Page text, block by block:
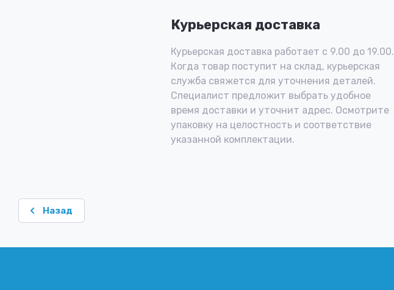
Курьерская доставка
Курьерская доставка работает с 9.00 до 19.00.
Когда товар поступит на склад, курьерская
служба свяжется для уточнения деталей.
Специалист предложит выбрать удобное
время доставки и уточнит адрес. Осмотрите
упаковку на целостность и соответствие
указанной комплектации.
Назад